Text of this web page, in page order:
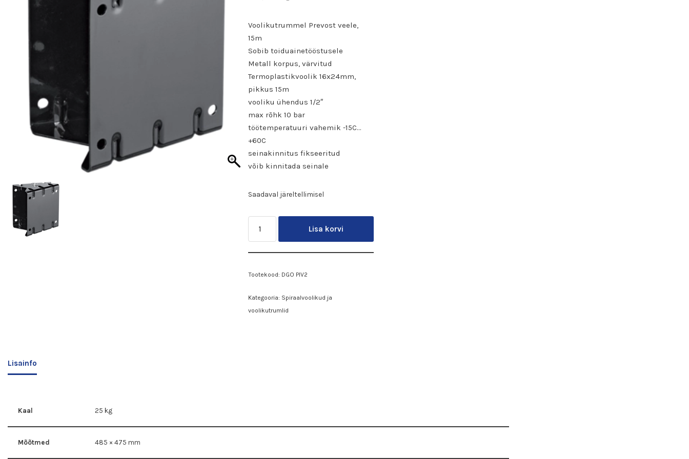
Voolikutrummel Prevost veele,
15m
Sobib toiduainetööstusele
Metall korpus, värvitud
Termoplastikvoolik 16x24mm,
pikkus 15m
vooliku ühendus 1/2″
max rõhk 10 bar
töötemperatuuri vahemik -15C…
+60C
seinakinnitus fikseeritud
võib kinnitada seinale
Saadaval järeltellimisel
Lisa korvi
Tootekood: DGO PIV2
Kategooria: Spiraalvoolikud ja
voolikutrumlid
Lisainfo
Kaal 25 kg
Mõõtmed 485 × 475 mm